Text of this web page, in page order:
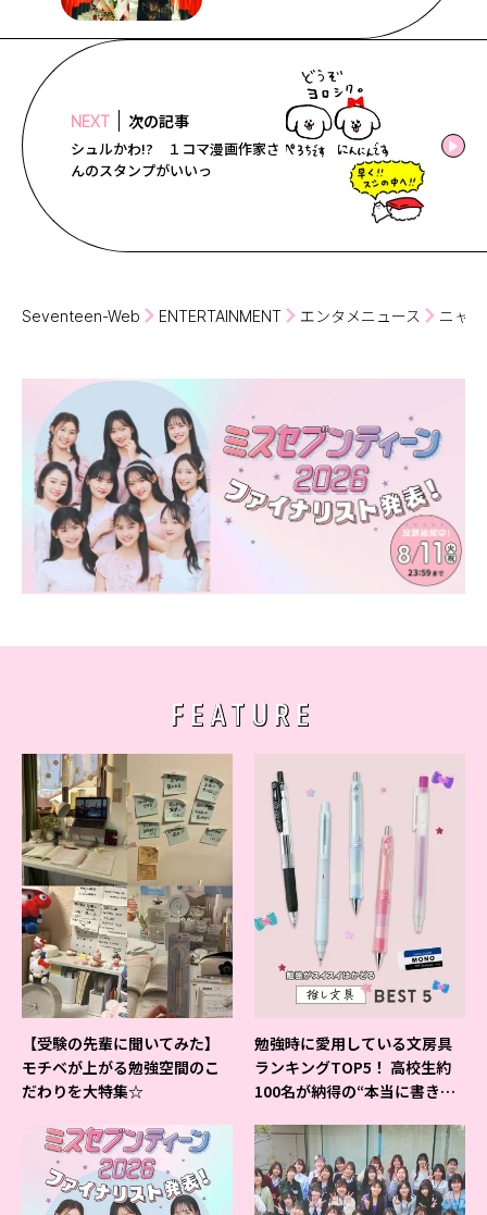
NEXT 次の記事
シュルかわ!? １コマ漫画作家さ
んのスタンプがいいっ
Seventeen-Web ENTERTAINMENT エンタメニュース ニャ
FEATURE
【受験の先輩に聞いてみた】
モチベが上がる勉強空間のこ
だわりを大特集☆
勉強時に愛用している文房具
ランキングTOP5！ 高校生約
100名が納得の“本当に書きや